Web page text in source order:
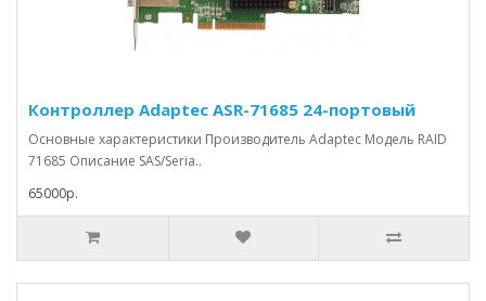
Контроллер Adaptec ASR-71685 24-портовый
Основные характеристики Производитель Adaptec Модель RAID
71685 Описание SAS/Seria..
65000р.